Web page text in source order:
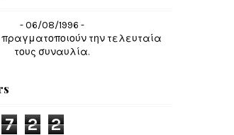
- 06/08/1996 -
πραγματοποιούν την τελευταία
τους συναυλία.
7 2 2